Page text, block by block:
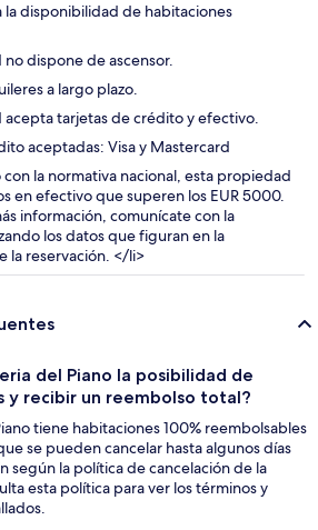
la disponibilidad de habitaciones
dispone de ascensor.
a largo plazo.
acepta tarjetas de crédito y efectivo.
aceptadas: Visa y Mastercard
la normativa nacional, esta propiedad
en efectivo que superen los EUR 5000.
información, comunícate con la
los datos que figuran en la
la reservación. </li>
del Piano la posibilidad de
y recibir un reembolso total?
tiene habitaciones 100% reembolsables
se pueden cancelar hasta algunos días
según la política de cancelación de la
esta política para ver los términos y